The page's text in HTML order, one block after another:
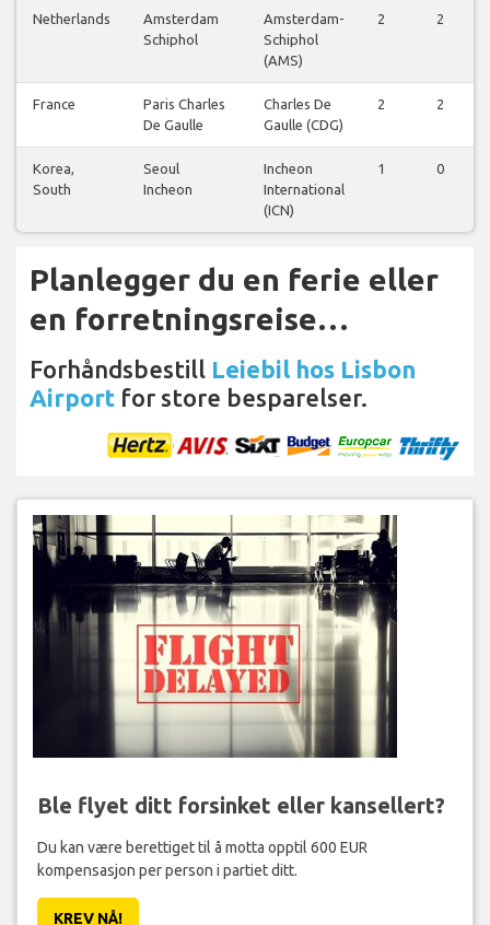
Netherlands
Amsterdam
Schiphol
Amsterdam-
Schiphol
(AMS)
2 2
France
Paris Charles
De Gaulle
Charles De
Gaulle (CDG)
2 2
Korea,
South
Seoul
Incheon
Incheon
International
(ICN)
1 0
Planlegger du en ferie eller
en forretningsreise…
Forhåndsbestill Leiebil hos Lisbon
Airport for store besparelser.
Ble flyet ditt forsinket eller kansellert?
Du kan være berettiget til å motta opptil 600 EUR
kompensasjon per person i partiet ditt.
KREV NÅ!